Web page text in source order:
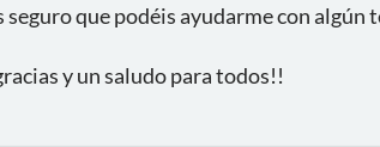
seguro que podéis ayudarme con algún
y un saludo para todos!!